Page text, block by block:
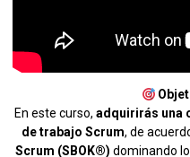
En este curso, adquirirás una
de trabajo Scrum, de
Scrum (SBOK®) dominando